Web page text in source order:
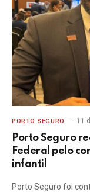
PORTO SEGURO 11
Porto Seguro
Federal pelo
infantil
Porto Seguro foi